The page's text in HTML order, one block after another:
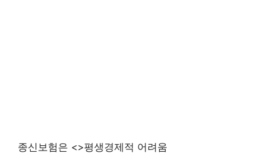
종신보험은 <>평생경제적 어려움